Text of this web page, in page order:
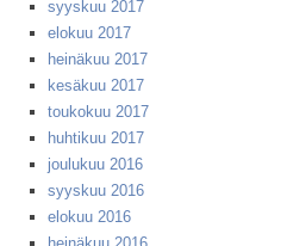
syyskuu 2017
elokuu 2017
heinäkuu 2017
kesäkuu 2017
toukokuu 2017
huhtikuu 2017
joulukuu 2016
syyskuu 2016
elokuu 2016